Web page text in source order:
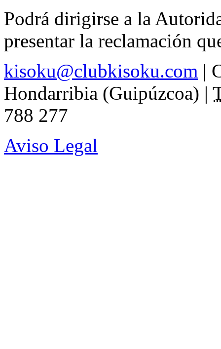
Podrá dirigirse a la
presentar la reclamación
kisoku@clubkisoku.com |
Hondarribia (Guipúzcoa) |
788 277
Aviso Legal